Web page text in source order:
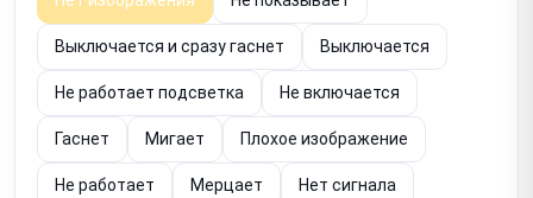
Выключается и сразу гаснет Выключается
Не работает подсветка Не включается
Гаснет Мигает Плохое изображение
Не работает Мерцает Нет сигнала